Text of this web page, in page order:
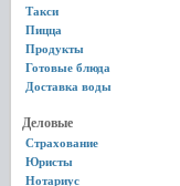
Такси
Пицца
Продукты
Готовые блюда
Доставка воды
Деловые
Страхование
Юристы
Нотариус